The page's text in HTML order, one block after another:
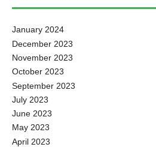
January 2024
December 2023
November 2023
October 2023
September 2023
July 2023
June 2023
May 2023
April 2023